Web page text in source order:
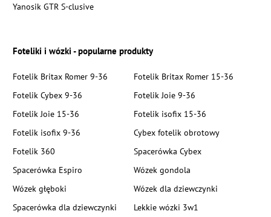
Yanosik GTR S-clusive
Foteliki i wózki - popularne produkty
Fotelik Britax Romer 9-36
Fotelik Britax Romer 15-36
Fotelik Cybex 9-36
Fotelik Joie 9-36
Fotelik Joie 15-36
Fotelik isofix 15-36
Fotelik isofix 9-36
Cybex fotelik obrotowy
Fotelik 360
Spacerówka Cybex
Spacerówka Espiro
Wózek gondola
Wózek głęboki
Wózek dla dziewczynki
Spacerówka dla dziewczynki
Lekkie wózki 3w1